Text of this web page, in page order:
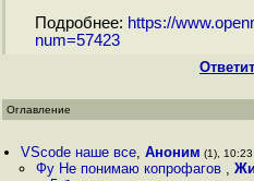
Подробнее: https://
num=57423
Оглавление
VScode наше все,Аноним (1),
Фу Не понимаю копрофагов ,